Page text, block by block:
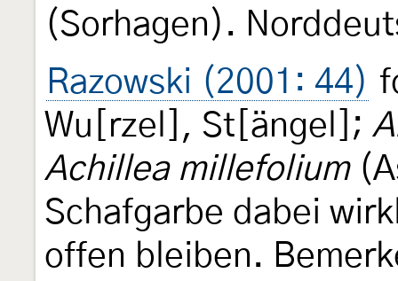
(Sorhagen).
Razowski (2001: 44)
Wu[rzel], St[ängel];
Achillea millefolium
Schafgarbe dabei
offen bleiben.